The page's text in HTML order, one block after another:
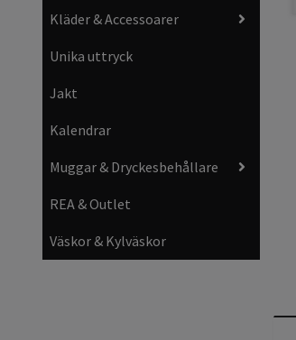
Kläder & Accessoarer
Unika uttryck
Jakt
Kalendrar
Muggar & Dryckesbehållare
REA & Outlet
Väskor & Kylväskor